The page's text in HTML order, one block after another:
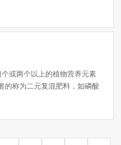
或两个以上的植物营养元素
的称为二元复混肥料，如磷酸